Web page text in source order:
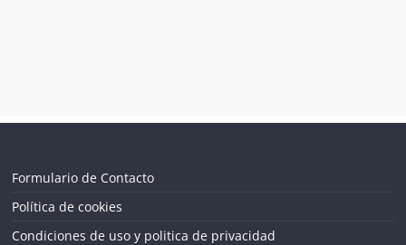
Formulario de Contacto
Política de cookies
Condiciones de uso y politica de privacidad